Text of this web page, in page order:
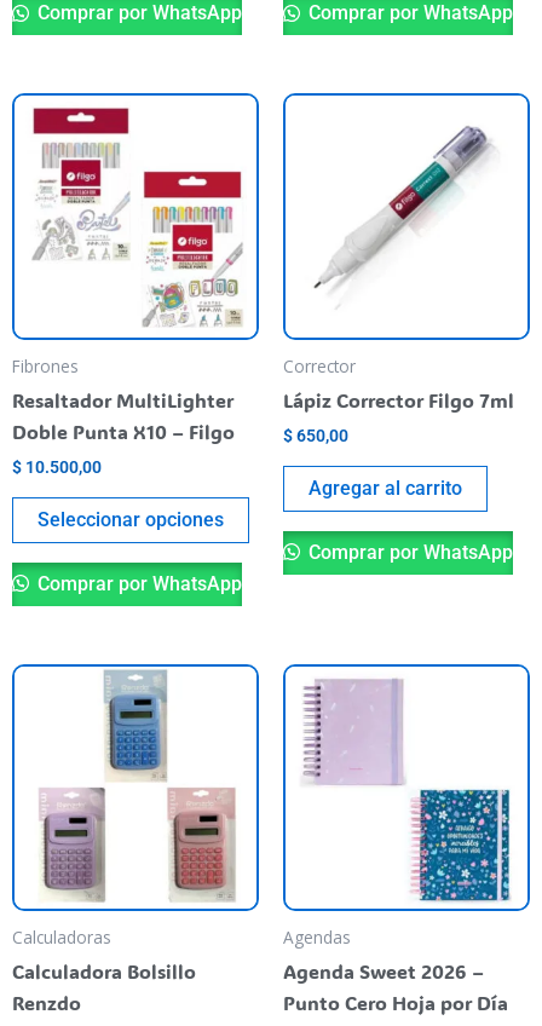
Comprar por WhatsApp Comprar por WhatsApp
Fibrones
Resaltador MultiLighter
Doble Punta X10 – Filgo
$ 10.500,00
Seleccionar opciones
This
options
may
chosen
product
page
Comprar por WhatsApp
Corrector
Lápiz Corrector Filgo 7ml
$650,00
Agregar al carrito
Comprar por WhatsApp
Calculadoras
Calculadora Bolsillo
Renzdo
This
product
multiple
may
chosen
Agendas
Agenda Sweet 2026 –
Punto Cero Hoja por Día